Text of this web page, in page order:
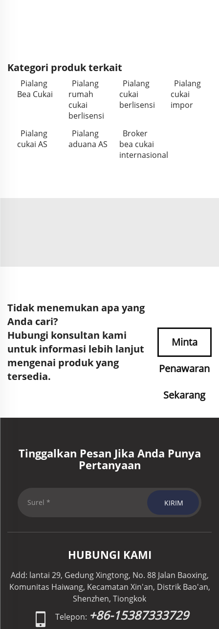
Kategori produk terkait
Pialang
Bea Cukai
Pialang
rumah
cukai
berlisensi
Pialang
cukai
berlisensi
Pialang
cukai
impor
Pialang
cukai AS
Pialang
aduana AS
Broker
bea cukai
internasional
Tidak menemukan apa yang
Anda cari?
Hubungi konsultan kami
untuk informasi lebih lanjut
mengenai produk yang
tersedia.
Minta
Penawaran
Sekarang
Tinggalkan Pesan Jika Anda Punya
Pertanyaan
KIRIM
HUBUNGI KAMI
Add: lantai 29, Gedung Xingtong, No. 88 Jalan Baoxing,
Komunitas Haiwang, Kecamatan Xin'an, Distrik Bao'an,
Shenzhen, Tiongkok
Telepon: +86-15387333729